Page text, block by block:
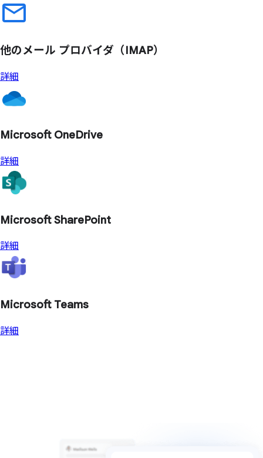
他のメール プロバイダ （IMAP）
詳細
Microsoft OneDrive
詳細
Microsoft SharePoint
詳細
Microsoft Teams
詳細